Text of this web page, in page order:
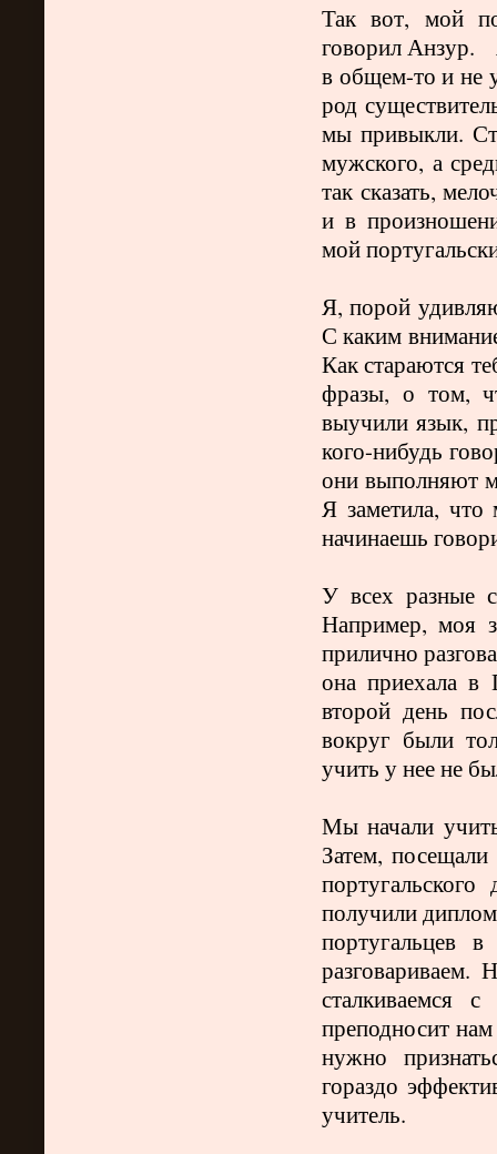
Так вот, мой
говорил Анзур.
в общем-то и не
род
мы привыкли.
мужского, а
так сказать,
и в
мой
Я, порой
С каким
Как стараются
фразы, о том,
выучили язык,
кого-нибудь
они выполняют
Я заметила,
начинаешь
У всех разные
Например, моя
прилично
она приехала в
второй день
вокруг были
учить у нее не
Мы начали
Затем,
получили
португальцев
сталкиваемся
преподносит
нужно
гораздо
учитель.